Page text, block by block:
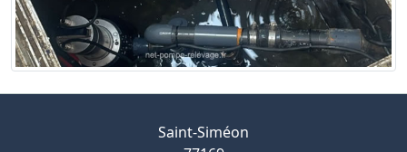
Saint-Siméon